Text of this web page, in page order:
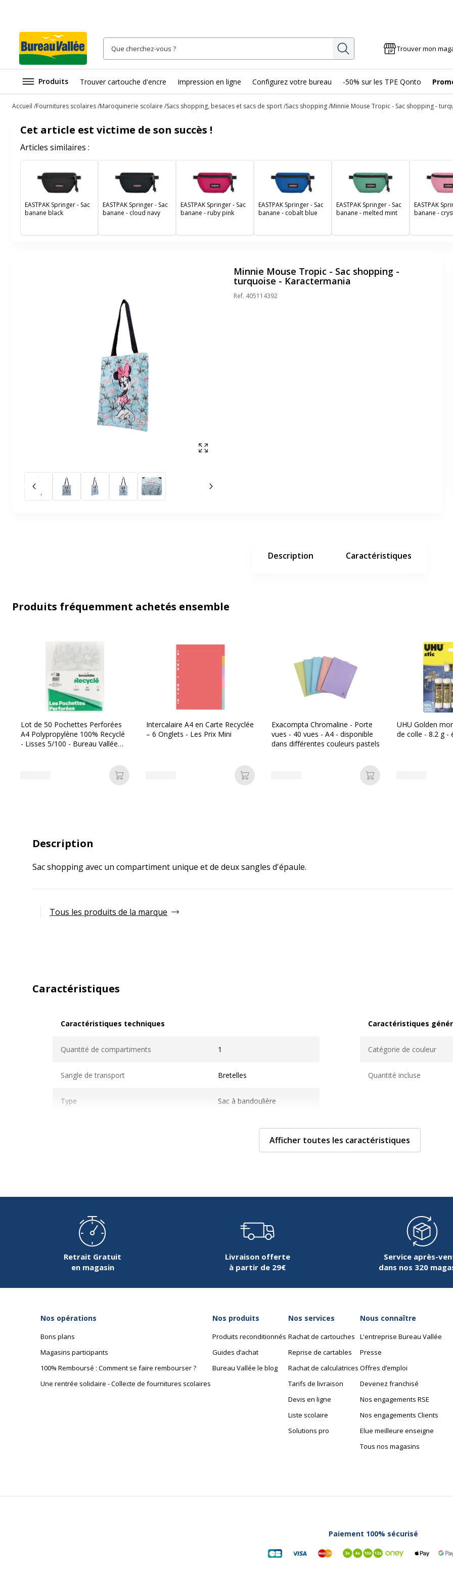
Rechercher Trouver mon
Produits Trouver cartouche d'encre Impression en ligne Configurez votre bureau -50% sur les TPE Qonto
Accueil Fournitures scolaires Maroquinerie scolaire Sacs shopping, besaces et sacs de sport Sacs shopping Minnie Mouse Tropic - Sac shopping -
Cet article est victime de son succès !
Articles similaires :
EASTPAK Springer - Sac
banane black
EASTPAK Springer - Sac
banane - cloud navy
EASTPAK Springer - Sac
banane - ruby pink
EASTPAK Springer - Sac
banane - cobalt blue
EASTPAK Springer - Sac
banane - melted mint
EASTPAK
banane -
Afficher en plein écran
Slide précédent Slide suivant
Minnie Mouse Tropic - Sac shopping -
turquoise - Karactermania
Ref. 405114392
Description Caractéristiques
Produits fréquemment achetés ensemble
Lot de 50 Pochettes Perforées
A4 Polypropylène 100% Recyclé
- Lisses 5/100 - Bureau Vallée
Ajouter au panier
Intercalaire A4 en Carte Recyclée
– 6 Onglets - Les Prix Mini
Ajouter au panier
Exacompta Chromaline - Porte
vues - 40 vues - A4 - disponible
dans différentes couleurs pastels
Ajouter au panier
UHU Golden
de colle - 8.2 g -
Description
Sac shopping avec un compartiment unique et de deux sangles d'épaule.
Tous les produits de la marque
Caractéristiques
Caractéristiques techniques
Quantité de compartiments 1
Sangle de transport Bretelles
Type Sac à bandoulière
Caractéristiques
Catégorie de couleur
Quantité incluse
Marque
Référence produit fabricant
Afficher toutes les caractéristiques
Retrait Gratuit
en magasin
Livraison offerte
à partir de 29€
Service après-
dans nos 320
Nos opérations
Bons plans
Magasins participants
100% Remboursé : Comment se faire rembourser ?
Une rentrée solidaire - Collecte de fournitures scolaires
Nos produits
Produits reconditionnés
Guides d’achat
Bureau Vallée le blog
Nos services
Rachat de cartouches
Reprise de cartables
Rachat de calculatrices
Tarifs de livraison
Devis en ligne
Liste scolaire
Solutions pro
Nous connaître
L'entreprise Bureau Vallée
Presse
Offres d’emploi
Devenez franchisé
Nos engagements RSE
Nos engagements Clients
Elue meilleure enseigne
Tous nos magasins
Paiement 100% sécurisé